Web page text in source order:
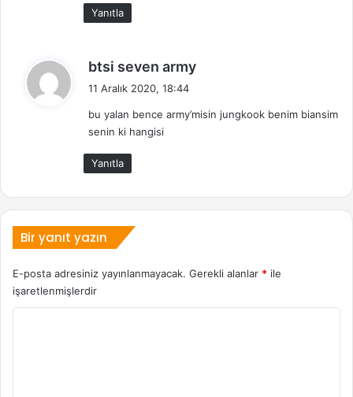
Yanıtla
btsi seven army
i
11 Aralık 2020, 18:44
bu yalan bence army’misin jungkook benim biansim
senin ki hangisi
Yanıtla
Bir yanıt yazın
E-posta adresiniz yayınlanmayacak. Gerekli alanlar * ile
işaretlenmişlerdir